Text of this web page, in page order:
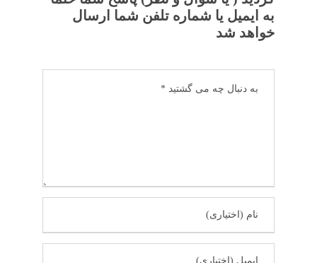
به ایمیل یا شماره تلفن شما ارسال
خواهد شد